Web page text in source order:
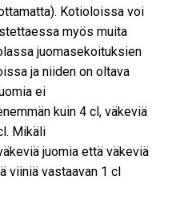
Kotioloissa voi
myös muita
juomasekoituksien
ja niiden on oltava
ei
kuin 4 cl, väkeviä
Mikäli
juomia että väkeviä
viiniä vastaavan 1 cl